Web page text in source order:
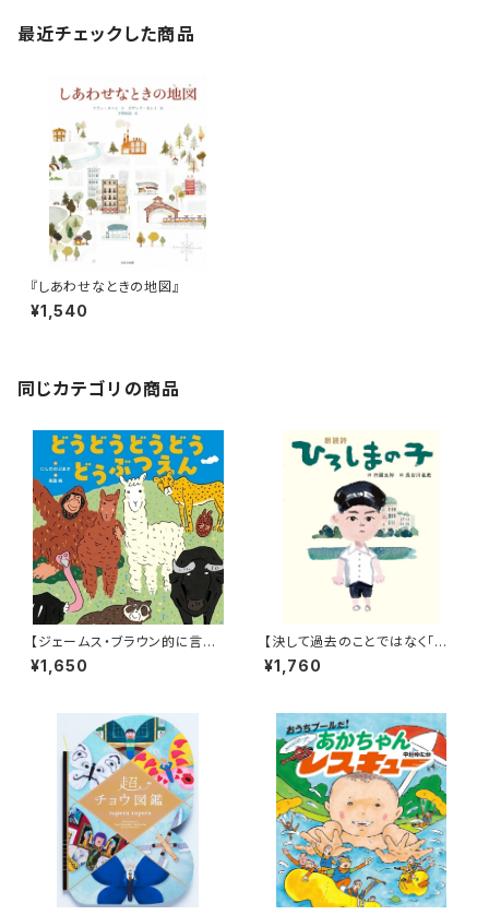
最近チェックした商品
『しあわせなときの地図』
¥1,540
同じカテゴリの商品
【ジェームス・ブラウン的に言え
ば「ゲロッパ！」的な絵本！】『どう
どうどうどう どうぶつえん』
¥1,650
【決して過去のことではなく「こ
れから」に繋げるために】『朗読
詩 ひろしまの子』
¥1,760